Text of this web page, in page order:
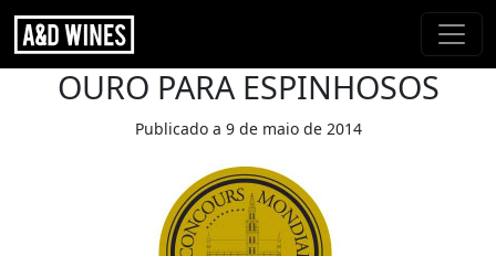
OURO PARA ESPINHOSOS
Publicado a 9 de maio de 2014